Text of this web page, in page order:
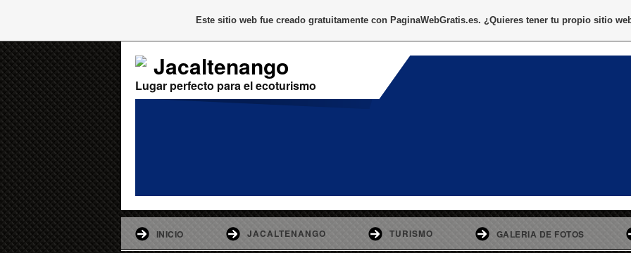
Jacaltenango
Lugar perfecto para el ecoturismo
INICIO JACALTENANGO TURISMO GALERIA DE FOTOS
Este sitio web fue creado gratuitamente con PaginaWebGratis.es. ¿Quieres tener tu propio sitio